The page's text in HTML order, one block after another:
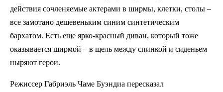
действия сочленяемые актерами в ширмы, клетки, столы –
все замотано дешевеньким синим синтетическим
бархатом. Есть еще ярко-красный диван, который тоже
оказывается ширмой – в щель между спинкой и сиденьем
ныряют герои.
Режиссер Габриэль Чаме Буэндиа пересказал